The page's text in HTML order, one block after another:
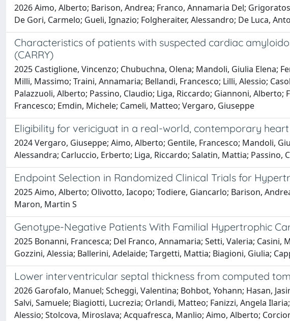
2026 Aimo, Alberto; Barison, Andrea; Franco, Annamaria Del;
De Gori, Carmelo; Gueli, Ignazio; Folgheraiter, Alessandro; De Luca,
Characteristics of patients with suspected cardiac
(CARRY)
2025 Castiglione, Vincenzo; Chubuchna, Olena; Mandoli, Giulia Elena;
Milli, Massimo; Traini, Annamaria; Bellandi, Francesco; Lilli, Alessio;
Palazzuoli, Alberto; Passino, Claudio; Liga, Riccardo; Giannoni,
Francesco; Emdin, Michele; Cameli, Matteo; Vergaro, Giuseppe
Eligibility for vericiguat in a real-world, contemporary
2024 Vergaro, Giuseppe; Aimo, Alberto; Gentile, Francesco; Mandoli,
Alessandra; Carluccio, Erberto; Liga, Riccardo; Salatin, Mattia;
Endpoint Selection in Randomized Clinical Trials for
2025 Aimo, Alberto; Olivotto, Iacopo; Todiere, Giancarlo; Barison,
Maron, Martin S
Genotype-Negative Patients With Familial Hypertrophic
2025 Bonanni, Francesca; Del Franco, Annamaria; Setti, Valeria;
Gozzini, Alessia; Ballerini, Adelaide; Targetti, Mattia; Biagioni, Giulia;
Lower interventricular septal thickness from computed
2026 Garofalo, Manuel; Scheggi, Valentina; Bohbot, Yohann; Hasan,
Salvi, Samuele; Biagiotti, Lucrezia; Orlandi, Matteo; Fanizzi, Angela
Alessio; Stolcova, Miroslava; Acquafresca, Manlio; Aimo, Alberto;